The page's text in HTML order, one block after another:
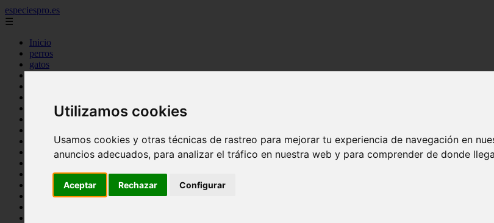
Utilizamos cookies
Usamos cookies y otras técnicas de rastreo para mejorar tu experiencia de navegación en
anuncios adecuados, para analizar el tráfico en nuestra web y para comprender de donde
Aceptar Rechazar Configurar
especiespro.es
☰
Inicio
perros
gatos
acuarios
mantenimiento
marketing
peque os mam feros